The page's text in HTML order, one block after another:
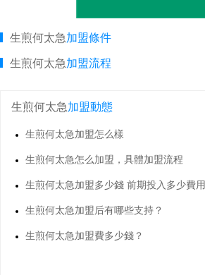
生煎何太急加盟條件
生煎何太急加盟流程
生煎何太急加盟動態
生煎何太急加盟怎么樣
生煎何太急怎么加盟，具體加盟流程
生煎何太急加盟多少錢 前期投入多少費用
生煎何太急加盟后有哪些支持？
生煎何太急加盟費多少錢？